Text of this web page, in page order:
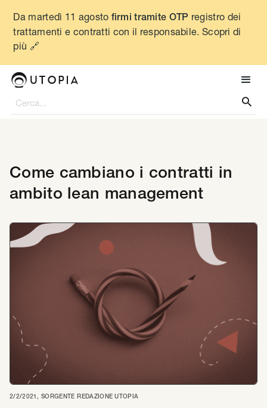
Da martedì 11 agosto firmi tramite OTP registro dei
trattamenti e contratti con il responsabile. Scopri di
più 🔗

Come cambiano i contratti in
ambito lean management
2/2/2021 , SORGENTE REDAZIONE UTOPIA